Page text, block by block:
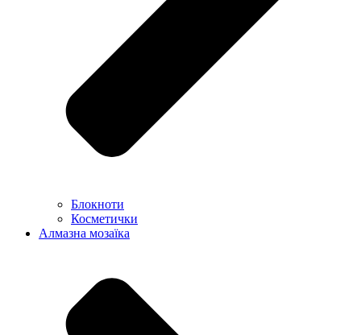
Блокноти
Косметички
Алмазна мозаїка